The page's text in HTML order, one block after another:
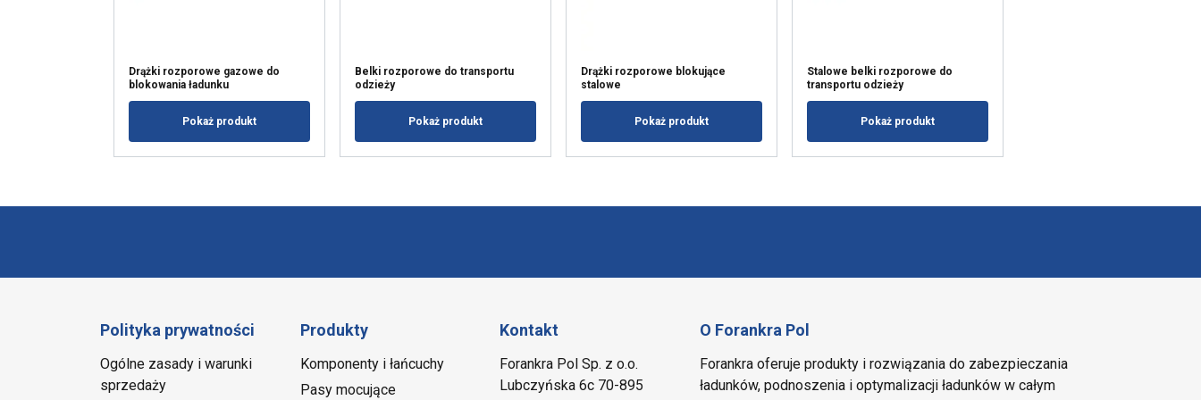
Drążki rozporowe gazowe do
blokowania ładunku
Pokaż produkt
Belki rozporowe do transportu
odzieży
Pokaż produkt
Drążki rozporowe blokujące
stalowe
Pokaż produkt
Stalowe belki rozporowe do
transportu odzieży
Pokaż produkt
Polityka prywatności
Ogólne zasady i warunki
sprzedaży
Produkty
Komponenty i łańcuchy
Pasy mocujące
Kontakt
Forankra Pol Sp. z o.o.
Lubczyńska 6c 70-895
O Forankra Pol
Forankra oferuje produkty i rozwiązania do zabezpieczania
ładunków, podnoszenia i optymalizacji ładunków w całym